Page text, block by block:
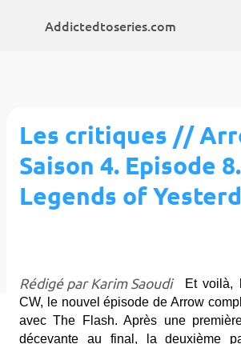
Accéder au contenu
Addictedtoseries.com
Les critiques //
Saison 4. Episode 8.
Legends of
Rédigé par Karim Saoudi
Et voilà,
CW, le nouvel épisode de Arrow
avec The Flash. Après une
décevante au final, la deuxième